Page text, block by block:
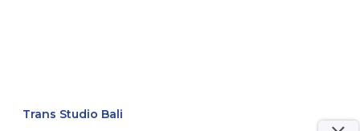
Trans Studio Bali